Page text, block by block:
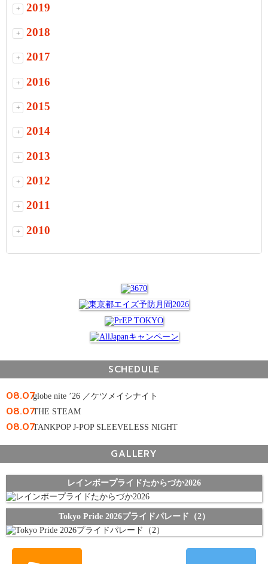
+ 2019
+ 2018
+ 2017
+ 2016
+ 2015
+ 2014
+ 2013
+ 2012
+ 2011
+ 2010
SCHEDULE
08.07globe nite ’26 ／ケツメイシナイト
08.07THE STEAM
08.07TANKPOP J-POP SLEEVELESS NIGHT
GALLERY
レインボープライドたからづか2026
Tokyo Pride 2026プライドパレード（2）